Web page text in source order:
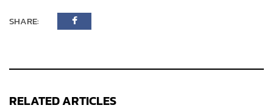
SHARE:
RELATED ARTICLES